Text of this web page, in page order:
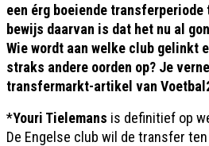
een érg boeiende transferperiode
bewijs daarvan is dat het nu al
Wie wordt aan welke club gelinkt
straks andere oorden op? Je
transfermarkt-artikel van
*Youri Tielemans is definitief op
De Engelse club wil de transfer